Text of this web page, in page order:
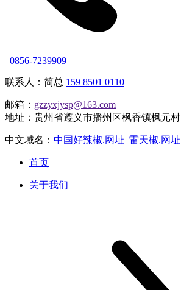
0856-7239909
联系人：简总 159 8501 0110
邮箱： gzzyxjysp@163.com
地址：贵州省遵义市播州区枫香镇枫元村
中文域名： 中国好辣椒.网址 雷天椒.网址
首页
关于我们